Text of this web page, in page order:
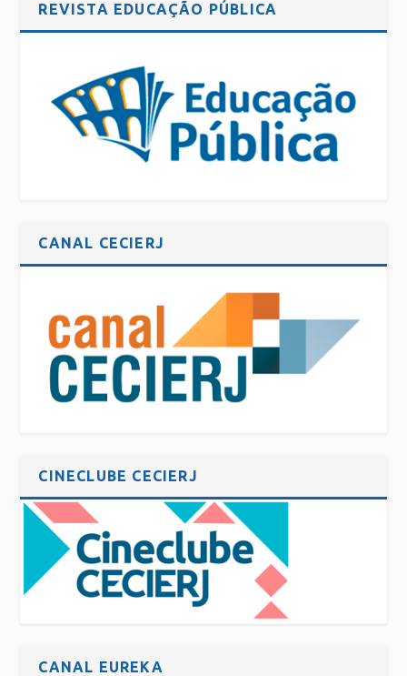
REVISTA EDUCAÇÃO PÚBLICA
CANAL CECIERJ
CINECLUBE CECIERJ
CANAL EUREKA